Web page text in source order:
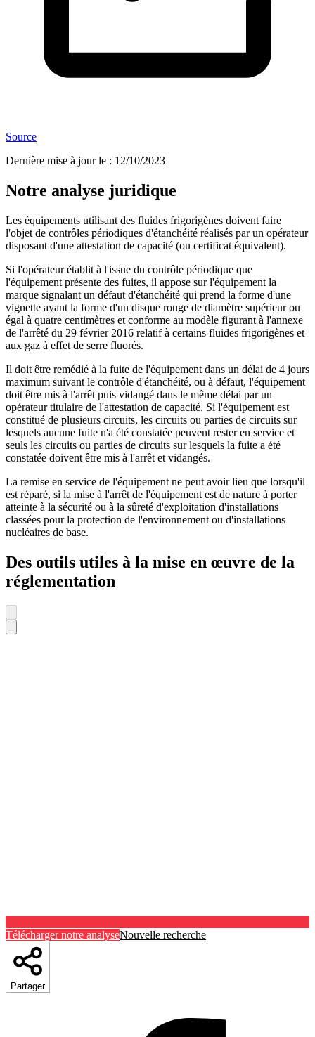
Source
Dernière mise à jour le : 12/10/2023
Notre analyse juridique
Les équipements utilisant des fluides frigorigènes doivent faire
l'objet de contrôles périodiques d'étanchéité réalisés par un opérateur
disposant d'une attestation de capacité (ou certificat équivalent).
Si l'opérateur établit à l'issue du contrôle périodique que
l'équipement présente des fuites, il appose sur l'équipement la
marque signalant un défaut d'étanchéité qui prend la forme d'une
vignette ayant la forme d'un disque rouge de diamètre supérieur ou
égal à quatre centimètres et conforme au modèle figurant à l'annexe
de l'arrêté du 29 février 2016 relatif à certains fluides frigorigènes et
aux gaz à effet de serre fluorés.
Il doit être remédié à la fuite de l'équipement dans un délai de 4 jours
maximum suivant le contrôle d'étanchéité, ou à défaut, l'équipement
doit être mis à l'arrêt puis vidangé dans le même délai par un
opérateur titulaire de l'attestation de capacité. Si l'équipement est
constitué de plusieurs circuits, les circuits ou parties de circuits sur
lesquels aucune fuite n'a été constatée peuvent rester en service et
seuls les circuits ou parties de circuits sur lesquels la fuite a été
constatée doivent être mis à l'arrêt et vidangés.
La remise en service de l'équipement ne peut avoir lieu que lorsqu'il
est réparé, si la mise à l'arrêt de l'équipement est de nature à porter
atteinte à la sécurité ou à la sûreté d'exploitation d'installations
classées pour la protection de l'environnement ou d'installations
nucléaires de base.
Des outils utiles à la mise en œuvre de la
réglementation
Télécharger notre analyseNouvelle recherche
Partager